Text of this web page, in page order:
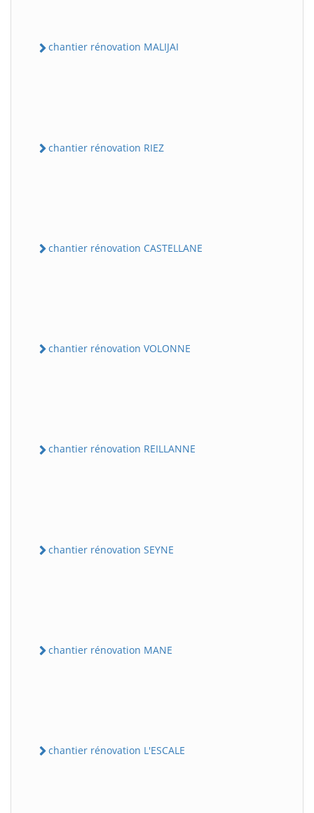
chantier rénovation MALIJAI
chantier rénovation RIEZ
chantier rénovation CASTELLANE
chantier rénovation VOLONNE
chantier rénovation REILLANNE
chantier rénovation SEYNE
chantier rénovation MANE
chantier rénovation L'ESCALE